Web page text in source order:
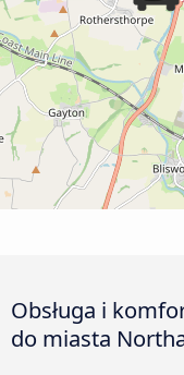
Obsługa i
do miasta